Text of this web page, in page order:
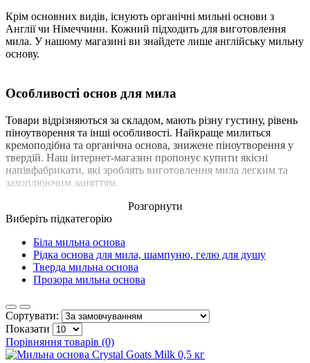
Крім основних видів, існують органічні мильні основи з
Англії чи Німеччини. Кожний підходить для виготовлення
мила. У нашому магазині ви знайдете лише англійську мильну
основу.
Особливості основ для мила
Товари відрізняються за складом, мають різну густину, рівень
піноутворення та інші особливості. Найкраще милиться
кремоподібна та органічна основа, знижене піноутворення у
твердій. Наш інтернет-магазин пропонує купити якісні
напівфабрикати, які зроблять виготовлення мила легким та
захоплюючим заняттям.
Розгорнути
Виберіть підкатегорію
Біла мильна основа
Рідка основа для мила, шампуню, гелю для душу
Тверда мильна основа
Прозора мильна основа
Сортувати:
Показати
Порівняння товарів (0)